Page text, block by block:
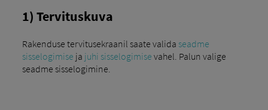
1) Tervituskuva
Rakenduse tervitusekraanil saate valida seadme
sisselogimise ja juhi sisselogimise vahel. Palun valige
seadme sisselogimine.